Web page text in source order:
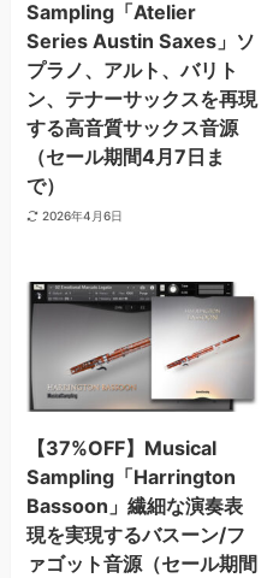
Sampling「Atelier
Series Austin Saxes」ソ
プラノ、アルト、バリト
ン、テナーサックスを再現
する高音質サックス音源
（セール期間4月7日ま
で）
2026年4月6日
【37%OFF】Musical
Sampling「Harrington
Bassoon」繊細な演奏表
現を実現するバスーン/フ
ァゴット音源（セール期間